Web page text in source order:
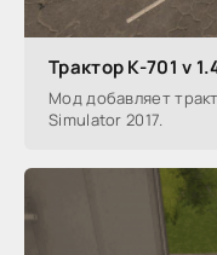
Трактор К-701 v
Мод добавляет
Simulator 2017.